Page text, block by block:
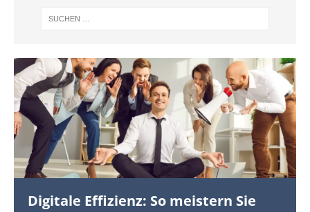
Digitale Effizienz: So meistern Sie